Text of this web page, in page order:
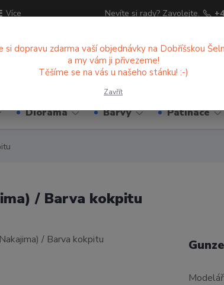
Více Nevíte si rady? Zavolejte.
Diorama Barvy Patinace
/ Barva kokpitu
si dopravu zdarma vaší objednávky na Dobříšskou
a my vám ji přivezeme!
Těšíme se na vás u našeho stánku! :-)
Zavřít